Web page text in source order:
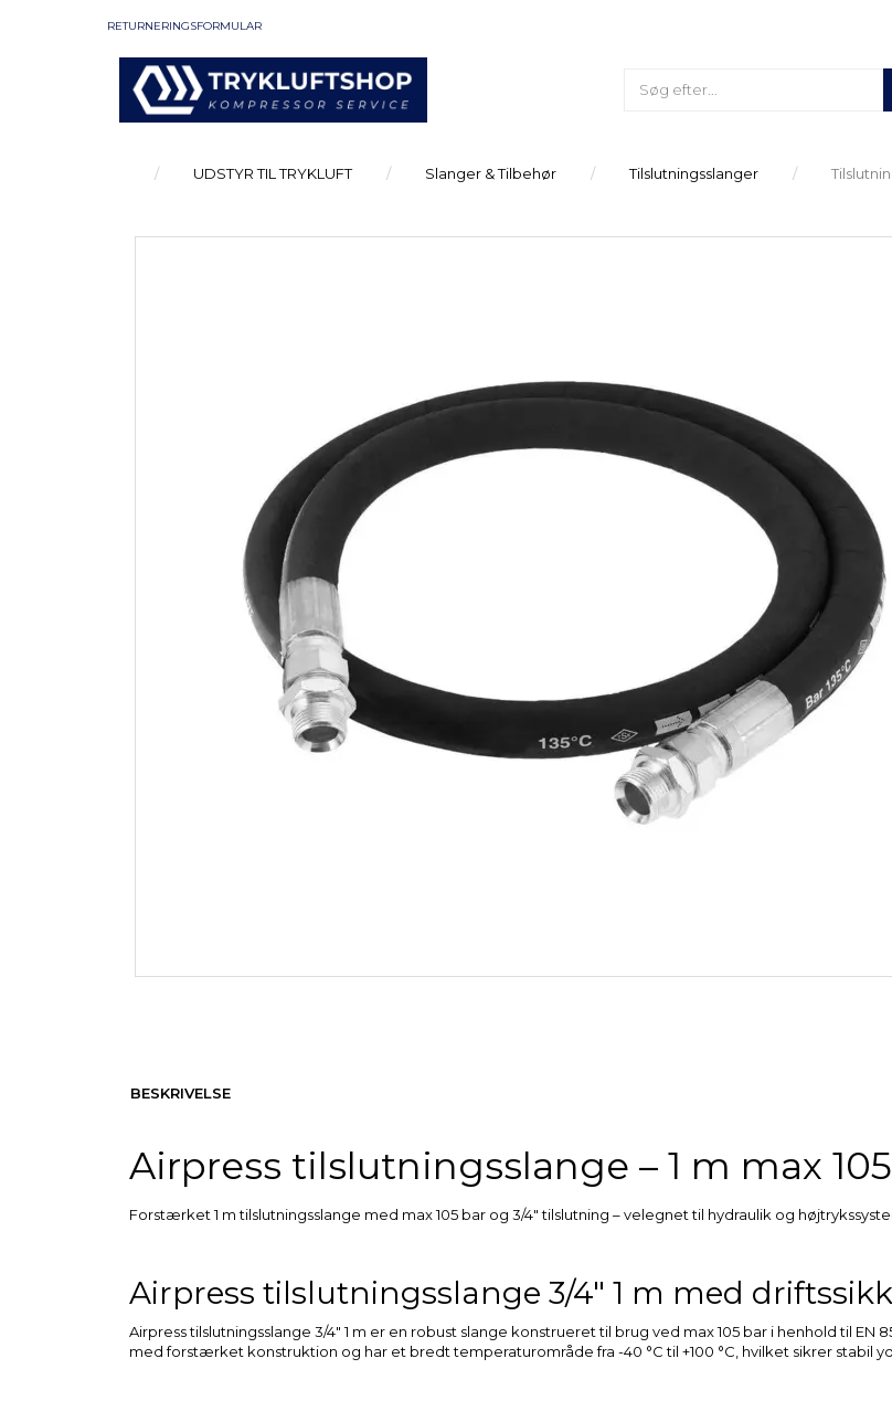
RETURNERINGSFORMULAR
UDSTYR TIL TRYKLUFT Slanger & Tilbehør Tilslutningsslanger
BESKRIVELSE
Airpress tilslutningsslange – 1 m max
Forstærket 1 m tilslutningsslange med max 105 bar og 3/4″ tilslutning – velegnet til hydraulik og
Airpress tilslutningsslange 3/4″ 1 m med
Airpress tilslutningsslange 3/4″ 1 m er en robust slange konstrueret til brug ved max 105 bar i henhold til
med forstærket konstruktion og har et bredt temperaturområde fra -40 °C til +100 °C, hvilket sikrer stabil